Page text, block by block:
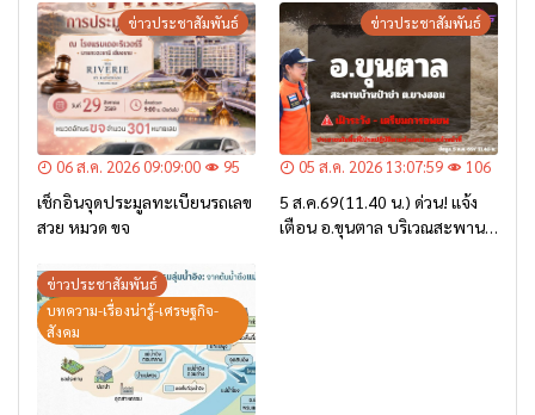
ข่าวประชาสัมพันธ์
06 ส.ค. 2026 09:09:00 95
เช็กอินจุดประมูลทะเบียนรถเลข
สวย หมวด ขจ
ข่าวประชาสัมพันธ์
05 ส.ค. 2026 13:07:59 106
5 ส.ค.69(11.40 น.) ด่วน! แจ้ง
เตือน อ.ขุนตาล บริเวณสะพาน
ข่าวประชาสัมพันธ์
บทความ-เรื่องน่ารู้-เศรษฐกิจ-
สังคม